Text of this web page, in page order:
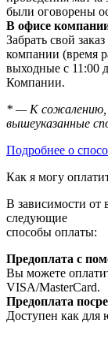
были оговорены
В офисе
Забрать свой
компании (время
выходные с 11:00
Компании.
* — К сожалению,
вышеуказанные
Подробнее о
Как я могу
В зависимости от
следующие
способы оплаты:
Предоплата с
Вы можете
VISA/MasterСard.
Предоплата
Доступен как для